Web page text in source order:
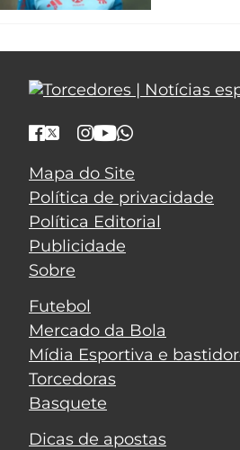
Mapa do Site
Política de privacidade
Política Editorial
Publicidade
Sobre
Futebol
Mercado da Bola
Mídia Esportiva e
Torcedoras
Basquete
Dicas de apostas